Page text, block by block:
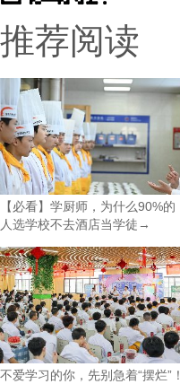
推荐阅读
【必看】学厨师，为什么90%的
人选学校不去酒店当学徒→
不爱学习的你，先别急着“摆烂”！